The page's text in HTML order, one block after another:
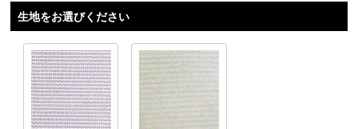
生地をお選びください